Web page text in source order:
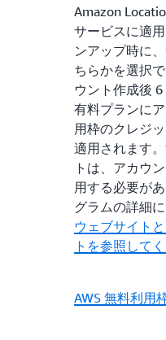
Amazon
サービスに適
ンアップ時に
ちらかを選択
ウント作成後 6
有料プランに
用枠のクレジ
適用されます
トは、アカウ
用する必要が
グラムの詳細
ウェブサイトと
トを参照して
AWS 無料利用